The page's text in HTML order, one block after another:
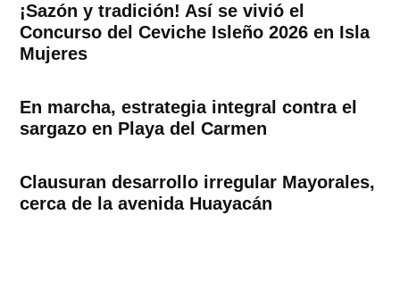
¡Sazón y tradición! Así se vivió el
Concurso del Ceviche Isleño 2026 en Isla
Mujeres
En marcha, estrategia integral contra el
sargazo en Playa del Carmen
Clausuran desarrollo irregular Mayorales,
cerca de la avenida Huayacán